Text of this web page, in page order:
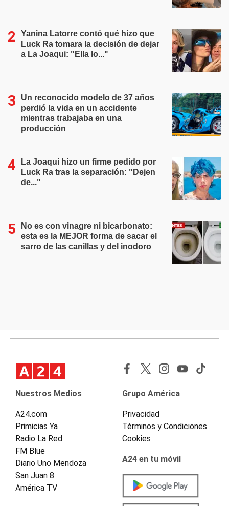
Yanina Latorre contó qué hizo que
Luck Ra tomara la decisión de dejar
a La Joaqui: "Ella lo..."
Un reconocido modelo de 37 años
perdió la vida en un accidente
mientras trabajaba en una
producción
La Joaqui hizo un firme pedido por
Luck Ra tras la separación: "Dejen
de..."
No es con vinagre ni bicarbonato:
esta es la MEJOR forma de sacar el
sarro de las canillas y del inodoro
Nuestros Medios
A24.com
Primicias Ya
Radio La Red
FM Blue
Diario Uno Mendoza
San Juan 8
América TV
Grupo América
Privacidad
Términos y Condiciones
Cookies
A24 en tu móvil